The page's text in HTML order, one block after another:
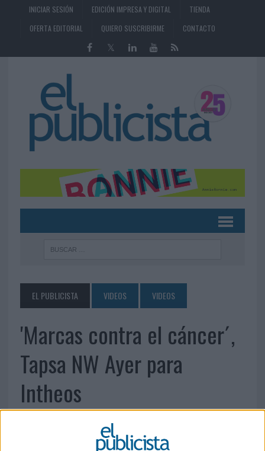
INICIAR SESIÓN EDICIÓN IMPRESA Y DIGITAL
TIENDA
OFERTA EDITORIAL
QUIERO SUSCRIBIRME CONTACTO
EL PUBLICISTA VIDEOS VIDEOS
'Marcas contra el cáncer´,
Tapsa NW Ayer para
Intheos